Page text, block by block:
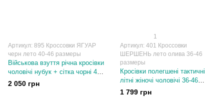
Артикул: 895 Кроссовки ЯГУАР
черн лето 40-46 размеры
Військова взуття річна кросівки
чоловічі нубук + сітка чорні 40-
46 розмір
2 050 грн
1
Артикул: 401 Кроссовки
ШЕРШЕНЬ лето олива 36-46
размеры
Кросівки полегшені тактичні
літні жіночі чоловічі 36-46
розмір
1 799 грн